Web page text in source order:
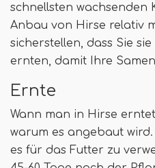
schnellsten wachsenden
Anbau von Hirse relativ
sicherstellen, dass Sie
ernten, damit Ihre
Ernte
Wann man in Hirse
warum es angebaut
es für das Futter zu